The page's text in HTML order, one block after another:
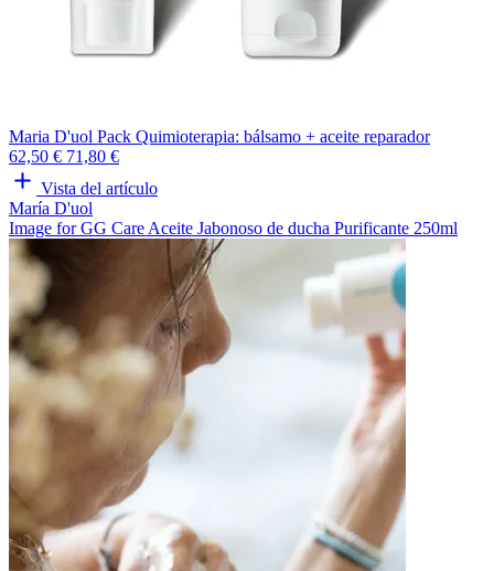
Maria D'uol Pack Quimioterapia: bálsamo + aceite reparador
62,50 € 71,80 €
Vista del artículo
María D'uol
Image for GG Care Aceite Jabonoso de ducha Purificante 250ml